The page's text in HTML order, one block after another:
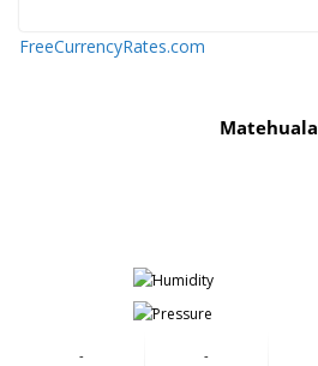
FreeCurrencyRates.com
Matehuala
-
-
-
-